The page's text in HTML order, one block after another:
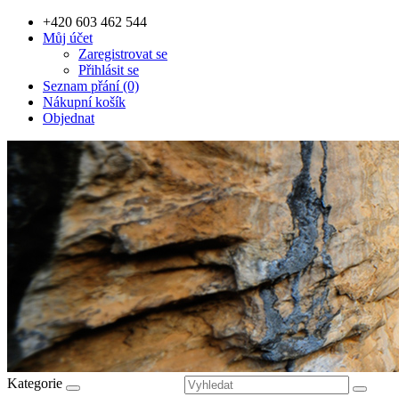
+420 603 462 544
Můj účet
Zaregistrovat se
Přihlásit se
Seznam přání (0)
Nákupní košík
Objednat
Kategorie